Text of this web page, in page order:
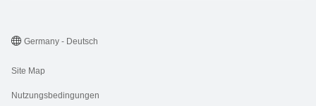
Site Map
Nutzungsbedingungen
Germany - Deutsch